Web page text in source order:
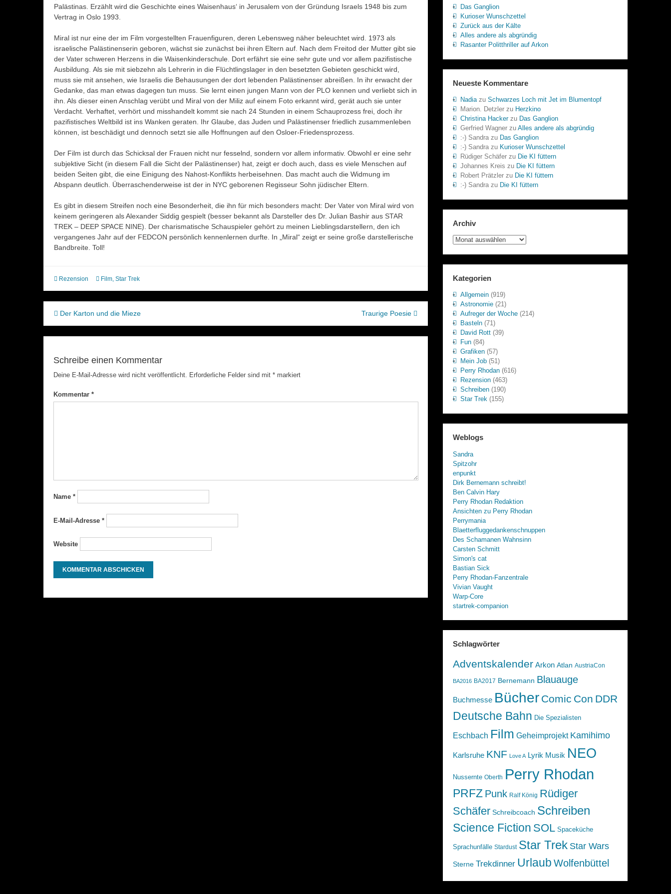
Palästinas. Erzählt wird die Geschichte eines Waisenhaus‘ in Jerusalem von der Gründung Israels 1948 bis zum
Vertrag in Oslo 1993.
Miral ist nur eine der im Film vorgestellten Frauenfiguren, deren Lebensweg näher beleuchtet wird. 1973 als
israelische Palästinenserin geboren, wächst sie zunächst bei ihren Eltern auf. Nach dem Freitod der Mutter gibt sie
der Vater schweren Herzens in die Waisenkinderschule. Dort erfährt sie eine sehr gute und vor allem pazifistische
Ausbildung. Als sie mit siebzehn als Lehrerin in die Flüchtlingslager in den besetzten Gebieten geschickt wird,
muss sie mit ansehen, wie Israelis die Behausungen der dort lebenden Palästinenser abreißen. In ihr erwacht der
Gedanke, das man etwas dagegen tun muss. Sie lernt einen jungen Mann von der PLO kennen und verliebt sich in
ihn. Als dieser einen Anschlag verübt und Miral von der Miliz auf einem Foto erkannt wird, gerät auch sie unter
Verdacht. Verhaftet, verhört und misshandelt kommt sie nach 24 Stunden in einem Schauprozess frei, doch ihr
pazifistisches Weltbild ist ins Wanken geraten. Ihr Glaube, das Juden und Palästinenser friedlich zusammenleben
können, ist beschädigt und dennoch setzt sie alle Hoffnungen auf den Osloer-Friedensprozess.
Der Film ist durch das Schicksal der Frauen nicht nur fesselnd, sondern vor allem informativ. Obwohl er eine sehr
subjektive Sicht (in diesem Fall die Sicht der Palästinenser) hat, zeigt er doch auch, dass es viele Menschen auf
beiden Seiten gibt, die eine Einigung des Nahost-Konflikts herbeisehnen. Das macht auch die Widmung im
Abspann deutlich. Überraschenderweise ist der in NYC geborenen Regisseur Sohn jüdischer Eltern.
Es gibt in diesem Streifen noch eine Besonderheit, die ihn für mich besonders macht: Der Vater von Miral wird von
keinem geringeren als Alexander Siddig gespielt (besser bekannt als Darsteller des Dr. Julian Bashir aus STAR
TREK – DEEP SPACE NINE). Der charismatische Schauspieler gehört zu meinen Lieblingsdarstellern, den ich
vergangenes Jahr auf der FEDCON persönlich kennenlernen durfte. In „Miral“ zeigt er seine große darstellerische
Bandbreite. Toll!
Rezension Film Star Trek
Beitragsnavigation
Der Karton und die Mieze Traurige Poesie
Schreibe einen Kommentar
Deine E-Mail-Adresse wird nicht veröffentlicht. Erforderliche Felder sind mit *markiert
Kommentar *
Name *
E-Mail-Adresse *
Website
Das Ganglion
Kurioser Wunschzettel
Zurück aus der Kälte
Alles andere als abgründig
Rasanter Politthriller auf Arkon
Neueste Kommentare
Nadiazu Schwarzes Loch mit Jet im Blumentopf
Marion. Detzlerzu Herzkino
Christina Hackerzu Das Ganglion
Gerfried Wagnerzu Alles andere als abgründig
:-) Sandrazu Das Ganglion
:-) Sandrazu Kurioser Wunschzettel
Rüdiger Schäferzu Die KI füttern
Johannes Kreis zu Die KI füttern
Robert Prätzlerzu Die KI füttern
:-) Sandrazu Die KI füttern
Archiv
Archiv
Kategorien
Allgemein(919)
Astronomie(21)
Aufreger der Woche(214)
Basteln(71)
David Rott(39)
Fun(84)
Grafiken(57)
Mein Job(51)
Perry Rhodan(616)
Rezension(463)
Schreiben(190)
Star Trek(155)
Weblogs
Sandra
Spitzohr
enpunkt
Dirk Bernemann schreibt!
Ben Calvin Hary
Perry Rhodan Redaktion
Ansichten zu Perry Rhodan
Perrymania
Blaetterfluggedankenschnuppen
Des Schamanen Wahnsinn
Carsten Schmitt
Simon's cat
Bastian Sick
Perry Rhodan-Fanzentrale
Vivian Vaught
Warp-Core
startrek-companion
Schlagwörter
Adventskalender Arkon Atlan AustriaCon
BA2016 BA2017 Bernemann Blauauge
Buchmesse Bücher Comic Con DDR
Deutsche Bahn Die Spezialisten
Eschbach Film Geheimprojekt Kamihimo
Karlsruhe KNF Love A Lyrik Musik NEO
Nussernte Oberth Perry Rhodan
PRFZ Punk Ralf König Rüdiger
Schäfer Schreibcoach Schreiben
Science Fiction SOL Spaceküche
Sprachunfälle Stardust Star Trek Star Wars
Sterne Trekdinner Urlaub Wolfenbüttel